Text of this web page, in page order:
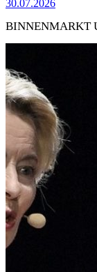
30.07.2026
BINNENMARKT